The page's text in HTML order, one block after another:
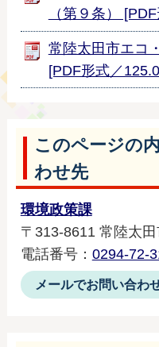
（第９条）
常陸太田市エコ
[PDF形式／
このページの
わせ先
環境政策課
〒313-8611 常陸太
電話番号： 0294-72-
メールでお問い合わ